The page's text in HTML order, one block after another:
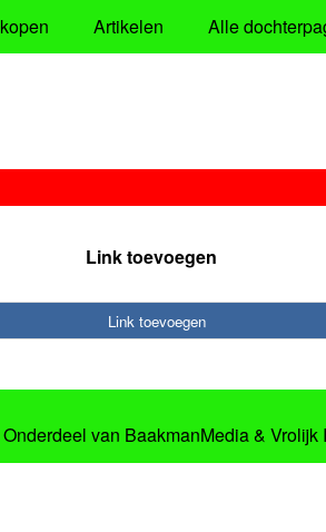
Artikelen Alle
Link toevoegen
Link toevoegen
van BaakmanMedia& Vrolijk